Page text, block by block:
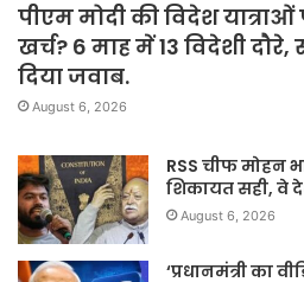
पीएम मोदी की विदेश
खर्च? 6 माह में 13 विदेशी
दिया जवाब.
August 6, 2026
RSS चीफ मोहन
शिकायत सही, वे
August 6, 2026
‘प्रधानमंत्री का